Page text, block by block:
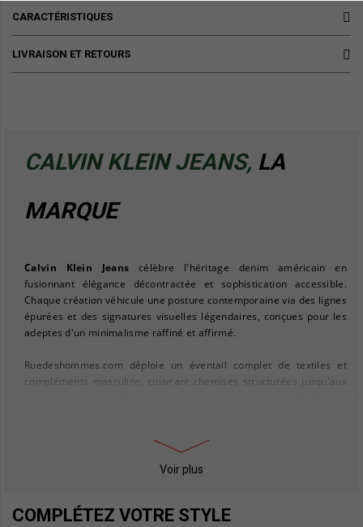
CARACTÉRISTIQUES
LIVRAISON ET RETOURS
CALVIN KLEIN JEANS, LA
MARQUE
Calvin Klein Jeans célèbre l'héritage denim américain en
fusionnant élégance décontractée et sophistication accessible.
Chaque création véhicule une posture contemporaine via des lignes
épurées et des signatures visuelles légendaires, conçues pour les
adeptes d'un minimalisme raffiné et affirmé.
Ruedeshommes.com déploie un éventail complet de textiles et
compléments masculins, couvrant chemises structurées jusqu'aux
Pour construire une silhouette harmonieuse, mariez vos jeans
sweats homme
chaussettes homme, proposées dans une diversité chromatique
Voir plus
COMPLÉTEZ VOTRE STYLE